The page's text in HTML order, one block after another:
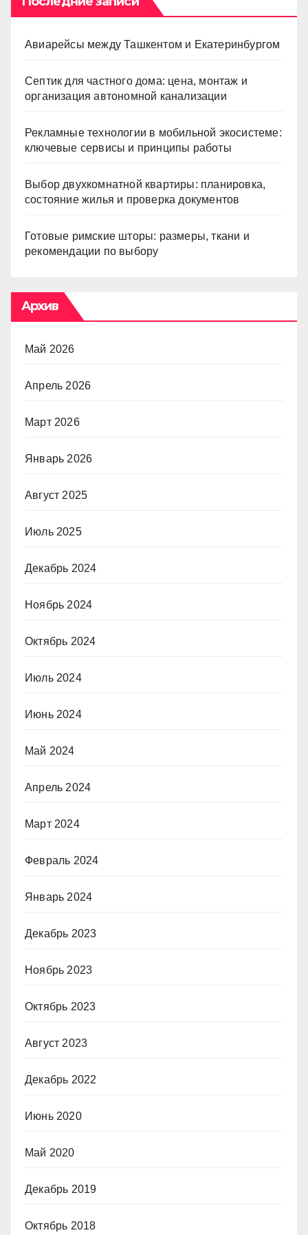
Авиарейсы между Ташкентом и Екатеринбургом
Септик для частного дома: цена, монтаж и
организация автономной канализации
Рекламные технологии в мобильной экосистеме:
ключевые сервисы и принципы работы
Выбор двухкомнатной квартиры: планировка,
состояние жилья и проверка документов
Готовые римские шторы: размеры, ткани и
рекомендации по выбору
Архив
Май 2026
Апрель 2026
Март 2026
Январь 2026
Август 2025
Июль 2025
Декабрь 2024
Ноябрь 2024
Октябрь 2024
Июль 2024
Июнь 2024
Май 2024
Апрель 2024
Март 2024
Февраль 2024
Январь 2024
Декабрь 2023
Ноябрь 2023
Октябрь 2023
Август 2023
Декабрь 2022
Июнь 2020
Май 2020
Декабрь 2019
Октябрь 2018